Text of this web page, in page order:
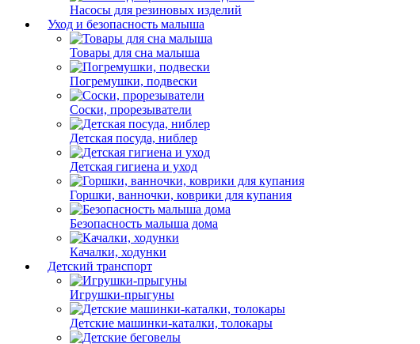
Насосы для резиновых изделий
Уход и безопасность малыша
Товары для сна малыша
Погремушки, подвески
Соски, прорезыватели
Детская посуда, ниблер
Детская гигиена и уход
Горшки, ванночки, коврики для купания
Безопасность малыша дома
Качалки, ходунки
Детский транспорт
Игрушки-прыгуны
Детские машинки-каталки, толокары